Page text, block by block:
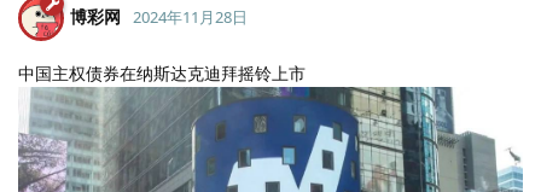
博彩网 2024年11月28日
中国主权债券在纳斯达克迪拜摇铃上市